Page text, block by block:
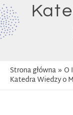
Strona główna O
Katedra Wiedzy o